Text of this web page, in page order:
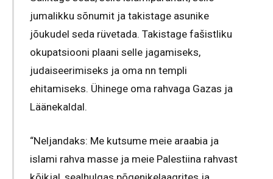
jumalikku sõnumit ja takistage asunike
jõukudel seda rüvetada. Takistage fašistliku
okupatsiooni plaani selle jagamiseks,
judaiseerimiseks ja oma nn templi
ehitamiseks. Ühinege oma rahvaga Gazas ja
Läänekaldal.
“Neljandaks: Me kutsume meie araabia ja
islami rahva masse ja meie Palestiina rahvast